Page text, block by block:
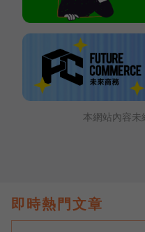
本網站內容未
即時熱門文章